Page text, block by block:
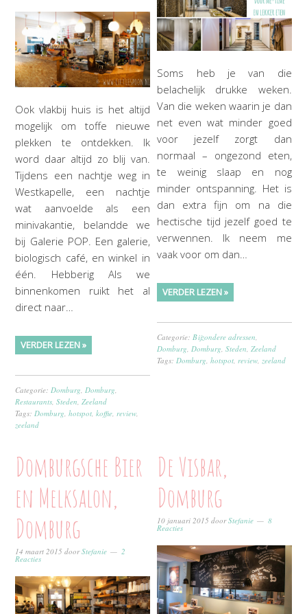
Ook vlakbij huis is het altijd
mogelijk om toffe nieuwe
plekken te ontdekken. Ik
word daar altijd zo blij van.
Tijdens een nachtje weg in
Westkapelle, een nachtje
wat aanvoelde als een
minivakantie, belandde we
bij Galerie POP. Een galerie,
biologisch café, en winkel in
één. Hebberig Als we
binnenkomen ruikt het al
direct naar…
VERDER LEZEN »
Categorie:Domburg,Domburg,
Restaurants,Steden,Zeeland
Tags:Domburg,hotspot,koffie,review,
zeeland
Soms heb je van die
belachelijk drukke weken.
Van die weken waarin je dan
net even wat minder goed
voor jezelf zorgt dan
normaal – ongezond eten,
te weinig slaap en nog
minder ontspanning. Het is
dan extra fijn om na die
hectische tijd jezelf goed te
verwennen. Ik neem me
vaak voor om dan…
VERDER LEZEN »
Categorie:Bijzondere adressen,
Domburg,Domburg,Steden,Zeeland
Tags:Domburg,hotspot,review,zeeland
Domburgsche Bier
en Melksalon,
Domburg
14 maart 2015 doorStefanie 2
Reacties
De Visbar,
Domburg
10 januari 2015 doorStefanie 8
Reacties